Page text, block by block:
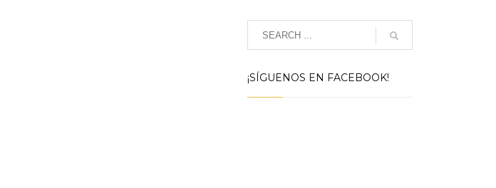
¡SÍGUENOS EN FACEBOOK!